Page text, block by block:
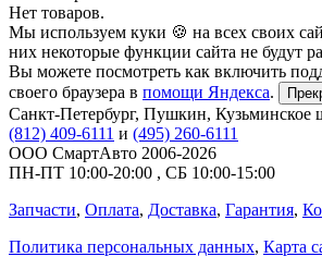
Нет товаров.
Мы используем куки 🍪 на всех своих
них некоторые функции сайта не будут
Вы можете посмотреть как включить
своего браузера в помощи Яндекса.
Санкт-Петербург, Пушкин, Кузьминское
(812) 409-6111 и (495) 260-6111
ООО СмартАвто 2006-2026
ПН-ПТ 10:00-20:00 , СБ 10:00-15:00
Запчасти, Оплата, Доставка, Гарантия,
Политика персональных данных, Карта